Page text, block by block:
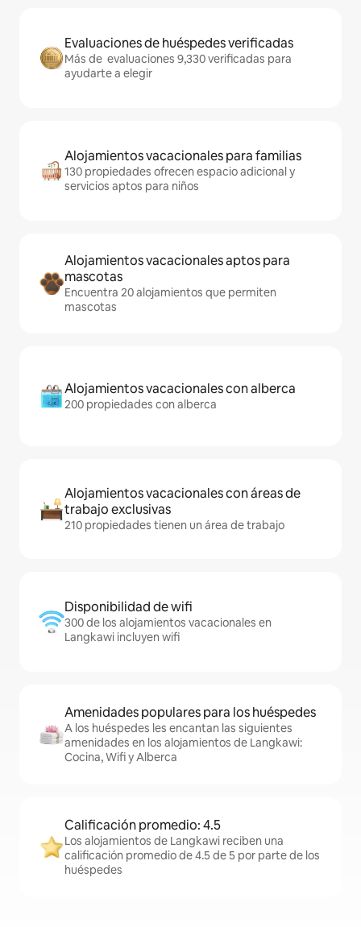
Evaluaciones de huéspedes verificadas
Más de evaluaciones 9,330 verificadas para
ayudarte a elegir
Alojamientos vacacionales para familias
130 propiedades ofrecen espacio adicional y
servicios aptos para niños
Alojamientos vacacionales aptos para
mascotas
Encuentra 20 alojamientos que permiten
mascotas
Alojamientos vacacionales con alberca
200 propiedades con alberca
Alojamientos vacacionales con áreas de
trabajo exclusivas
210 propiedades tienen un área de trabajo
Disponibilidad de wifi
300 de los alojamientos vacacionales en
Langkawi incluyen wifi
Amenidades populares para los huéspedes
A los huéspedes les encantan las siguientes
amenidades en los alojamientos de Langkawi:
Cocina, Wifi y Alberca
Calificación promedio: 4.5
Los alojamientos de Langkawi reciben una
calificación promedio de 4.5 de 5 por parte de los
huéspedes